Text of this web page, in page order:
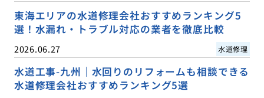
東海エリアの水道修理会社おすすめランキング5
選！水漏れ・トラブル対応の業者を徹底比較
2026.06.27 水道修理
水道工事-九州｜水回りのリフォームも相談できる
水道修理会社おすすめランキング5選